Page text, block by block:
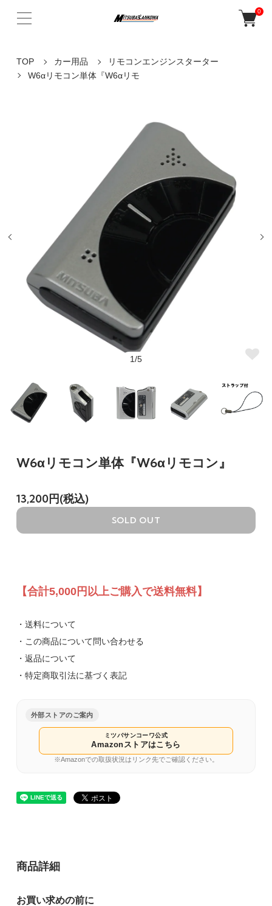
0
TOP カー用品
リモコンエンジンスターター
W6αリモコン単体『W6αリモ
1/5
W6αリモコン単体『W6αリモコン』
13,200円(税込)
SOLD OUT
【合計5,000円以上ご購入で送料無料】
・送料について
・この商品について問い合わせる
・返品について
・特定商取引法に基づく表記
外部ストアのご案内
ミツバサンコーワ公式
Amazonストアはこちら
※Amazonでの取扱状況はリンク先でご確認ください。
商品詳細
お買い求めの前に